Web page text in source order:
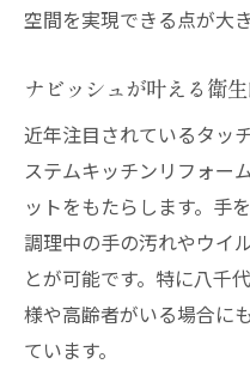
八千代市で叶える快
る方法
ナビッシュ搭載
暮らし
リフォーム業
ポイント
補助金活用で
ォーム
空間を実現できる点が大
ナビッシュが叶える衛
近年注目されているタッ
ステムキッチンリフォー
ットをもたらします。手
調理中の手の汚れやウイ
とが可能です。特に八千
様や高齢者がいる場合に
ています。